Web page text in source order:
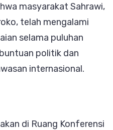
masyarakat Sahrawi,
telah mengalami
selama puluhan
politik dan
internasional.
di Ruang Konferensi